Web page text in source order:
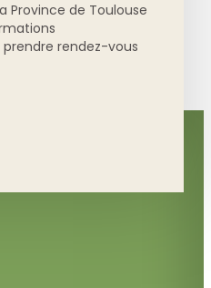
Province de Toulouse
rendez-vous